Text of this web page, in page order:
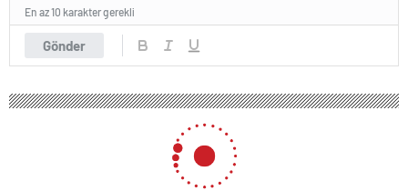
Gönder
En az 10 karakter gerekli